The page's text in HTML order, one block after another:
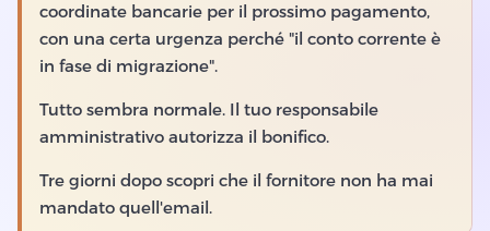
coordinate bancarie per il prossimo pagamento,
con una certa urgenza perché "il conto corrente è
in fase di migrazione".
Tutto sembra normale. Il tuo responsabile
amministrativo autorizza il bonifico.
Tre giorni dopo scopri che il fornitore non ha mai
mandato quell'email.